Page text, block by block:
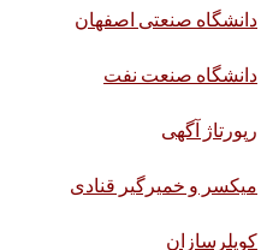
دانشگاه صنعتی اصفهان
دانشگاه صنعت نفت
رپورتاژ آگهی
میکسر و خمیرگیر قنادی
کوپلرسازان